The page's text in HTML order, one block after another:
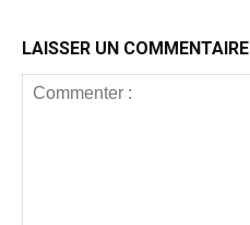
LAISSER UN COMMENTAIRE